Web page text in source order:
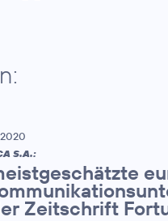
S.A.:
Zeitschrift